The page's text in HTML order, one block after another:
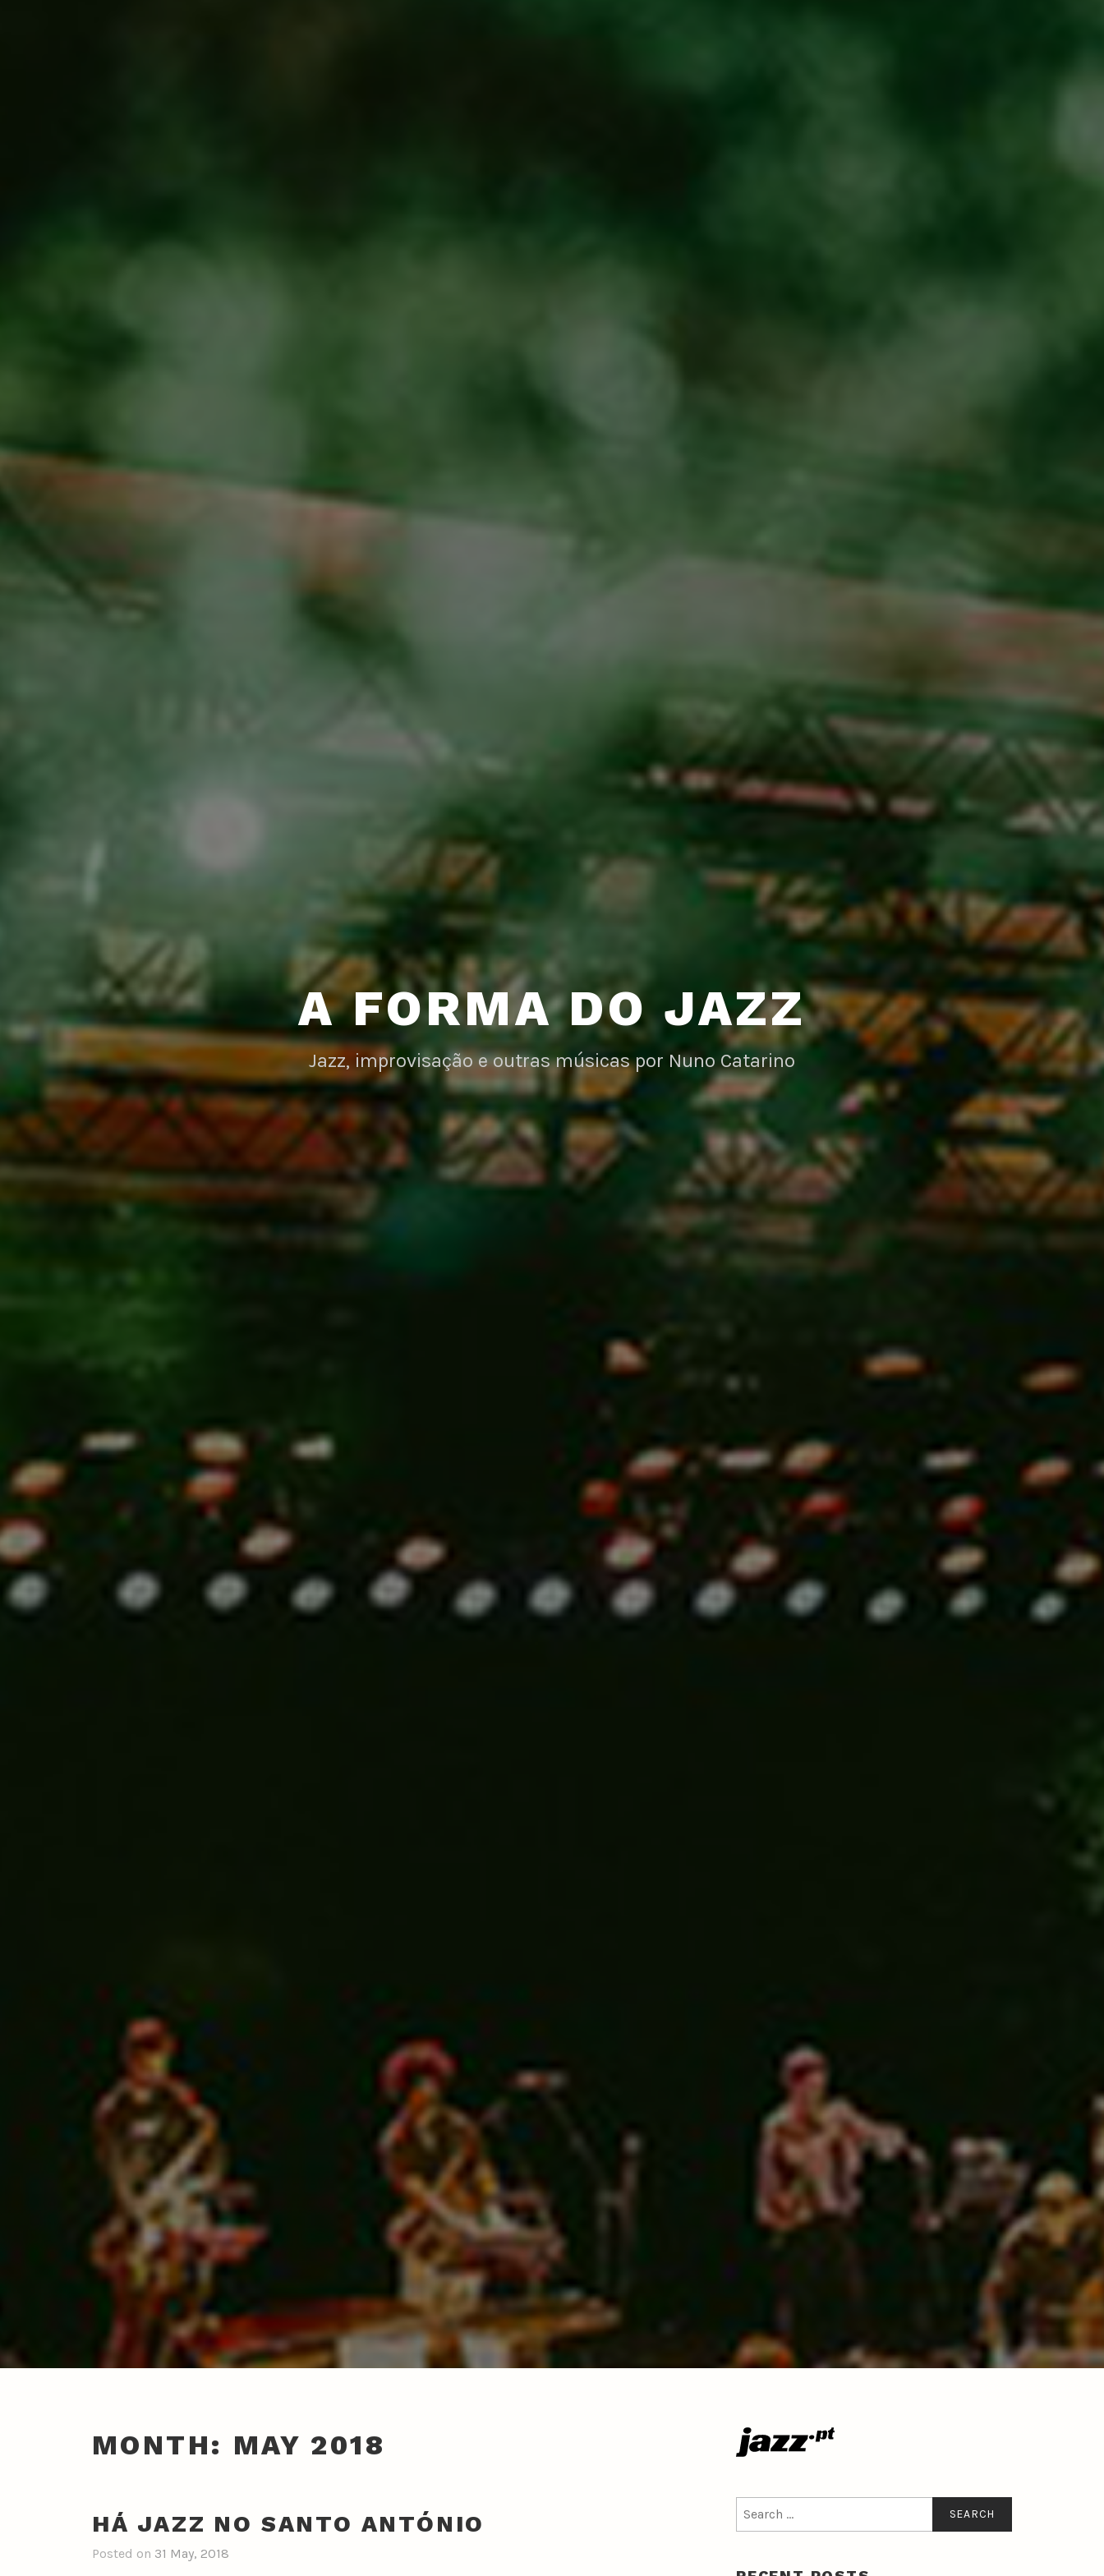
A FORMA DO JAZZ
Jazz, improvisação e outras músicas por Nuno Catarino
MONTH: MAY 2018
HÁ JAZZ NO SANTO ANTÓNIO
Posted on 31 May, 2018
for: